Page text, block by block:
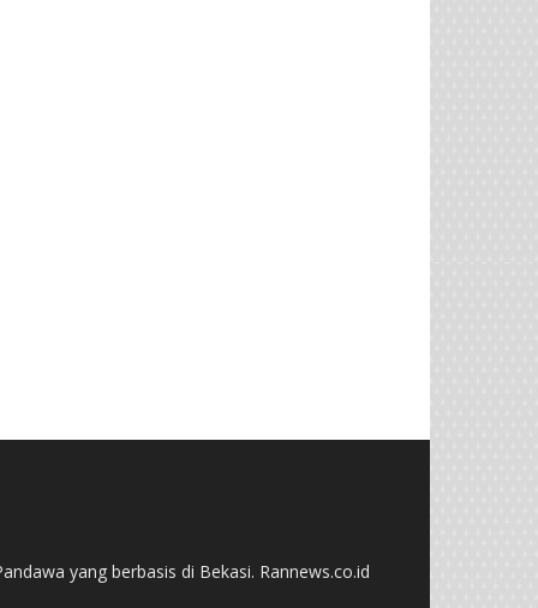
yang berbasis di Bekasi. Rannews.co.id